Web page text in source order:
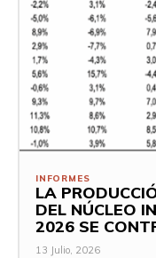
INFORMES
LA
DEL NÚCLEO
2026 SE
13 Julio, 2026